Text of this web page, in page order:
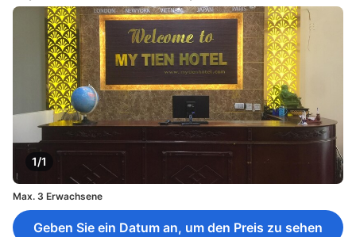
1/1
Max. 3 Erwachsene
Geben Sie ein Datum an, um den Preis zu sehen